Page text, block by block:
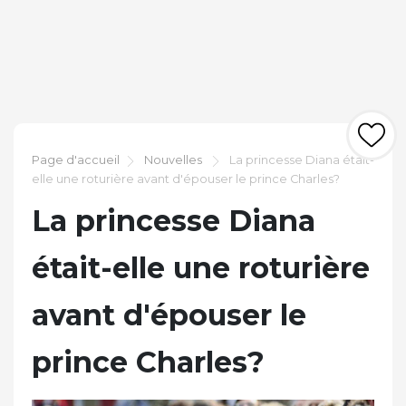
Page d'accueil Nouvelles
La princesse Diana était-
elle une roturière avant d'épouser le prince Charles?
La princesse Diana
était-elle une roturière
avant d'épouser le
prince Charles?